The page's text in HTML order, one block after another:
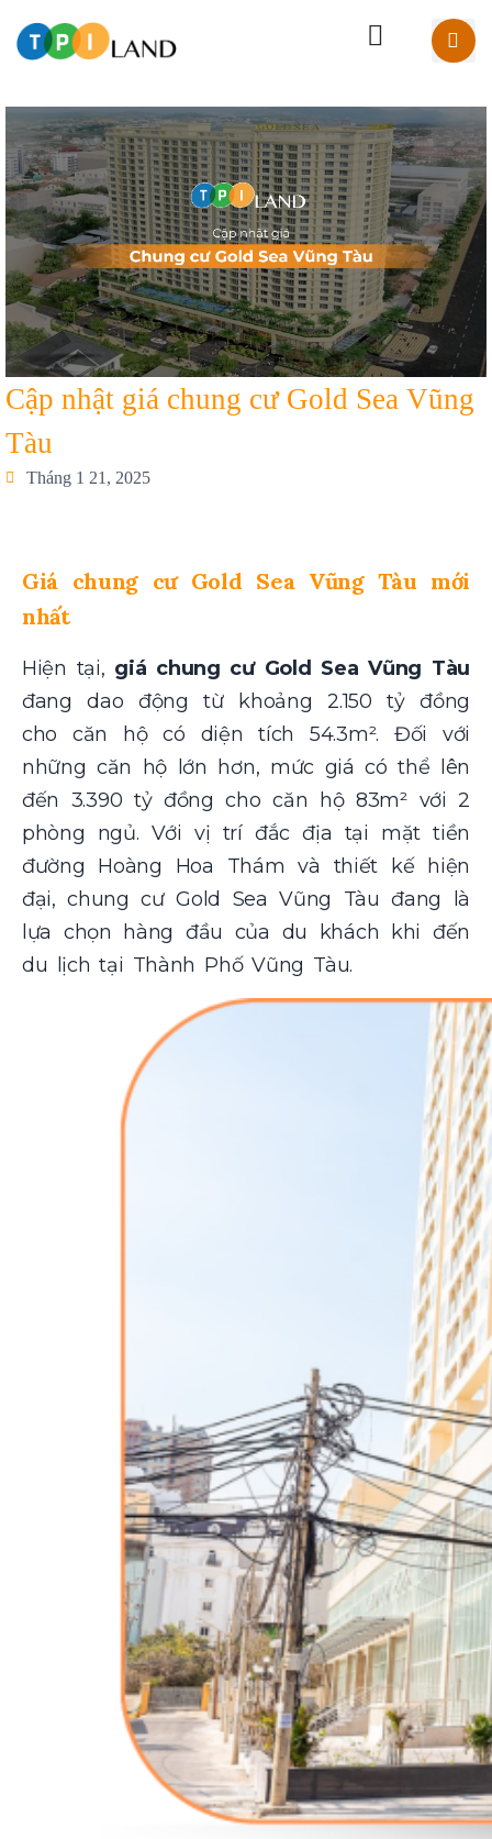
Cập nhật giá chung cư Gold Sea Vũng
Tàu
Tháng 1 21, 2025
Giá chung cư Gold Sea Vũng Tàu mới
nhất
Hiện tại, giá chung cư Gold Sea Vũng Tàu
đang dao động từ khoảng 2.150 tỷ đồng
cho căn hộ có diện tích 54.3m². Đối với
những căn hộ lớn hơn, mức giá có thể lên
đến 3.390 tỷ đồng cho căn hộ 83m² với 2
phòng ngủ. Với vị trí đắc địa tại mặt tiền
đường Hoàng Hoa Thám và thiết kế hiện
đại, chung cư Gold Sea Vũng Tàu đang là
lựa chọn hàng đầu của du khách khi đến
du lịch tại Thành Phố Vũng Tàu.